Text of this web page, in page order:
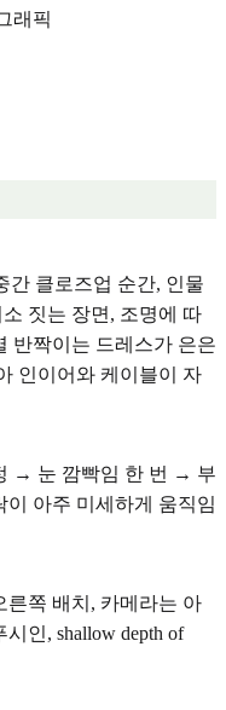
래픽
간 클로즈업 순간, 인물
짓는 장면, 조명에 따
반짝이는 드레스가 은은
인이어와 케이블이 자
→ 눈 깜빡임 한 번 → 부
아주 미세하게 움직임
른쪽 배치, 카메라는 아
인, shallow depth of